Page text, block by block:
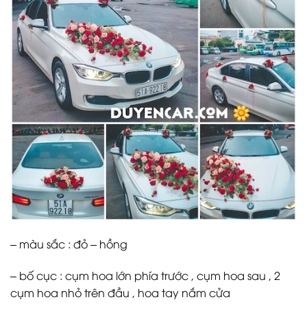
– màu sắc : đỏ – hồng
– bố cục : cụm hoa lớn phía trước , cụm hoa sau , 2
cụm hoa nhỏ trên đầu , hoa tay nắm cửa